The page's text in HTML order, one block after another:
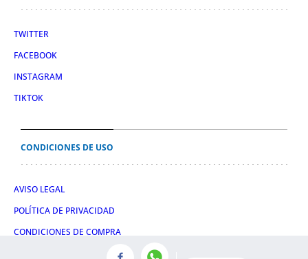
TWITTER
FACEBOOK
INSTAGRAM
TIKTOK
CONDICIONES DE USO
AVISO LEGAL
POLÍTICA DE PRIVACIDAD
CONDICIONES DE COMPRA